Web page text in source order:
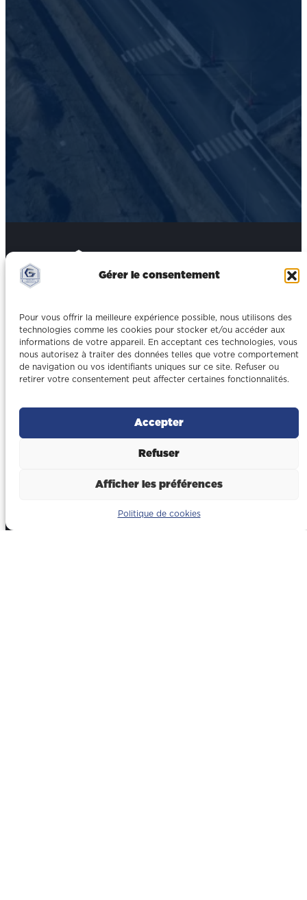
Gérer le consentement
Pour vous offrir la meilleure expérience possible, nous utilisons des
technologies comme les cookies pour stocker et/ou accéder aux
informations de votre appareil. En acceptant ces technologies, vous
nous autorisez à traiter des données telles que votre comportement
de navigation ou vos identifiants uniques sur ce site. Refuser ou
retirer votre consentement peut affecter certaines fonctionnalités.
Accepter
Refuser
Afficher les préférences
Politique de cookies
Entreprise de
04 68 63 29 71
Tertiaire & commerces